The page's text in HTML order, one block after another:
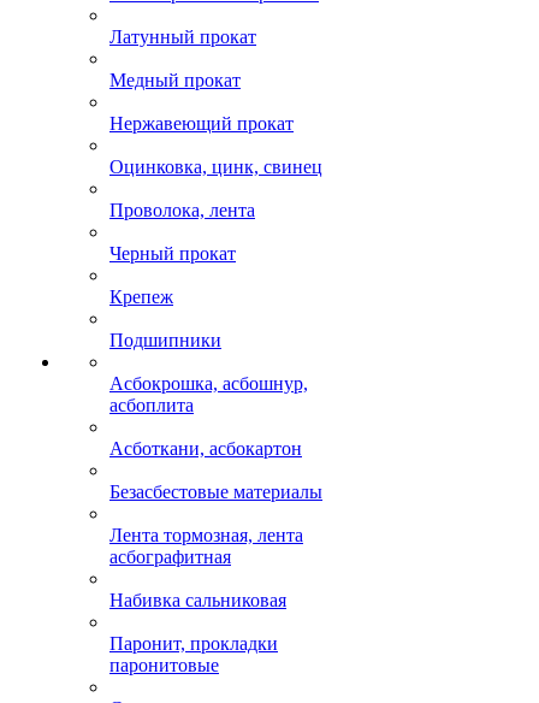
Латунный прокат
Медный прокат
Нержавеющий прокат
Оцинковка, цинк, свинец
Проволока, лента
Черный прокат
Крепеж
Подшипники
Асбокрошка, асбошнур,
асбоплита
Асботкани, асбокартон
Безасбестовые материалы
Лента тормозная, лента
асбографитная
Набивка сальниковая
Паронит, прокладки
паронитовые